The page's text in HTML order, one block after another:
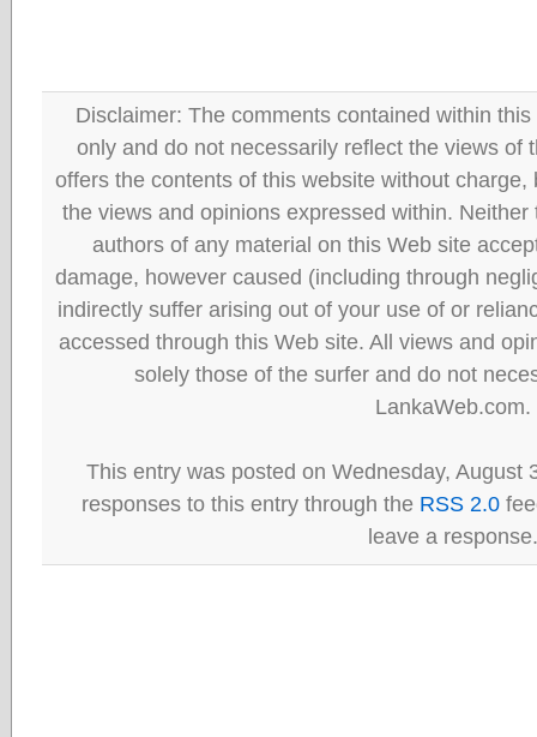
Disclaimer: The comments contained within
only and do not necessarily reflect the views of
offers the contents of this website without
the views and opinions expressed within.
authors of any material on this Web site
damage, however caused (including through
indirectly suffer arising out of your use of or
accessed through this Web site. All views and
solely those of the surfer and do not
LankaWeb.com.
This entry was posted on Wednesday, August
responses to this entry through the RSS 2.0
leave a response.